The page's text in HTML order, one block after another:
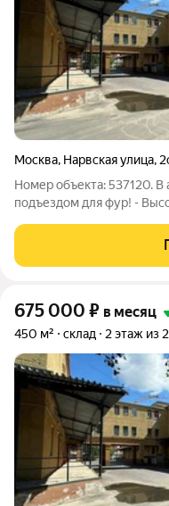
Москва, Нарвская улица,
Номер объекта: 537120. В
подъездом для фур! -
арендатора - Пандус для
Предельная нагрузка
675 000 ₽ в месяц
450 м² склад 2 этаж из 2